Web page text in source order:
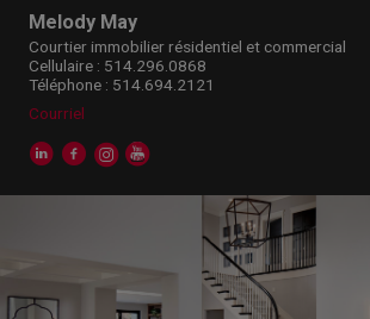
Melody May
Courtier immobilier résidentiel et commercial
Cellulaire : 514.296.0868
Téléphone : 514.694.2121
Courriel